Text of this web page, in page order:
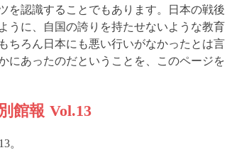
を認識することでもあります。日本の戦後
うに、自国の誇りを持たせないような教育
ちろん日本にも悪い行いがなかったとは言
にあったのだということを、このページを
館報 Vol.13
。